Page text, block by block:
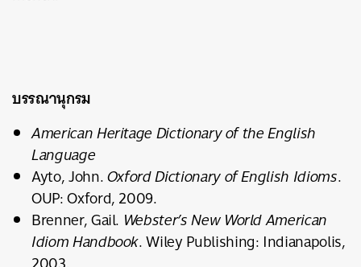
บรรณานุกรม
American Heritage Dictionary of the English
Language
Ayto, John.Oxford Dictionary of English Idioms.
OUP: Oxford, 2009.
Brenner, Gail. Webster’s New World American
Idiom Handbook. Wiley Publishing: Indianapolis,